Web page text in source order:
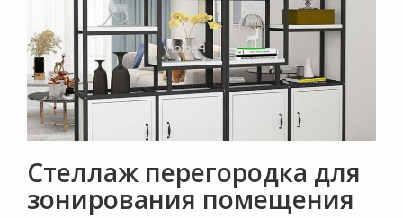
Стеллаж перегородка для
зонирования помещения